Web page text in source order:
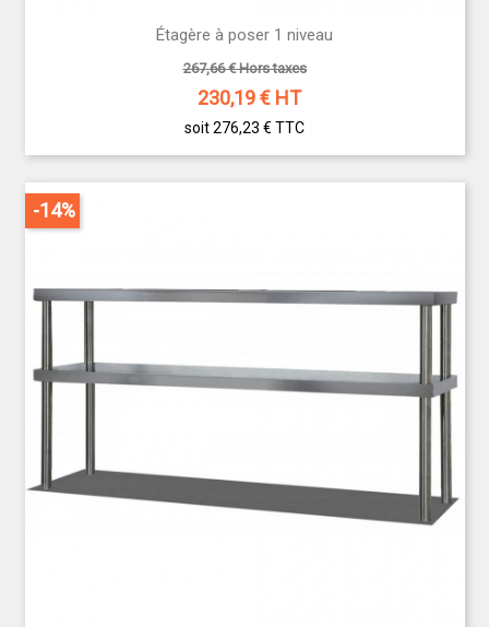
Étagère à poser 1 niveau
267,66 € Hors taxes
230,19€ HT
soit 276,23 € TTC
-14%